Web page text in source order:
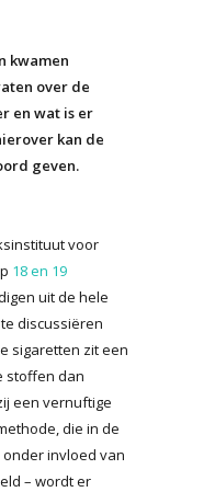
kwamen
over de
en wat is er
kan de
geven.
voor
18 en 19
uit de hele
discussiëren
sigaretten zit een
stoffen dan
een vernuftige
die in de
invloed van
– wordt er